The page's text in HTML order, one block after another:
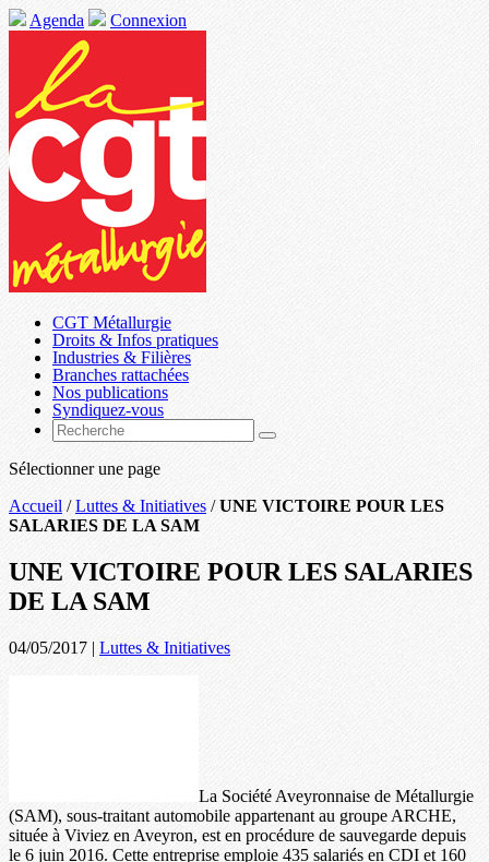
Agenda Connexion
CGT Métallurgie
Droits & Infos pratiques
Industries & Filières
Branches rattachées
Nos publications
Syndiquez-vous
Sélectionner une page
Accueil /Luttes & Initiatives /UNE VICTOIRE POUR LES
SALARIES DE LA SAM
UNE VICTOIRE POUR LES SALARIES
DE LA SAM
04/05/2017 | Luttes & Initiatives
La Société Aveyronnaise de Métallurgie
(SAM), sous-traitant automobile appartenant au groupe ARCHE,
située à Viviez en Aveyron, est en procédure de sauvegarde depuis
le 6 juin 2016. Cette entreprise emploie 435 salariés en CDI et 160